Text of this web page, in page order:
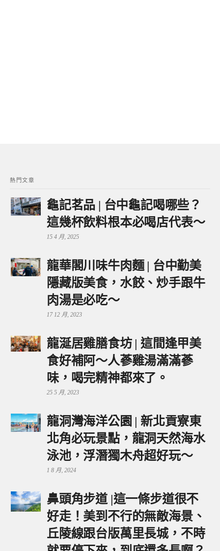
熱門文章
龜記茗品 | 台中龜記喝哪些？
這幾杯飲料根本必喝店代表～
15 4 月, 2025
龍華閣川味牛肉麵 | 台中勤美
隱藏版美食，水餃、炒手跟牛
肉湯是必吃～
17 12 月, 2023
龍涎居雞膳食坊 | 這間逢甲美
食好補阿～人蔘雞湯滿滿蔘
味，喝完精神都來了。
25 5 月, 2023
龍洞灣海洋公園 | 新北貢寮東
北角必玩景點，龍洞天然海水
泳池，浮潛獨木舟超好玩～
1 8 月, 2024
鼻頭角步道 |這一條步道很不
好走！美到不行的無敵海景、
丘陵線跟台版萬里長城，不時